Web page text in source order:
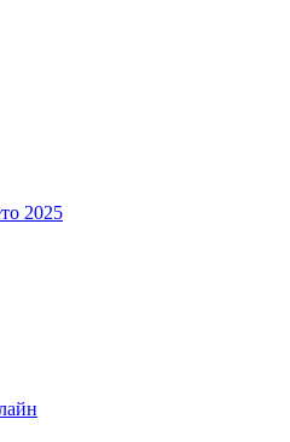
2025